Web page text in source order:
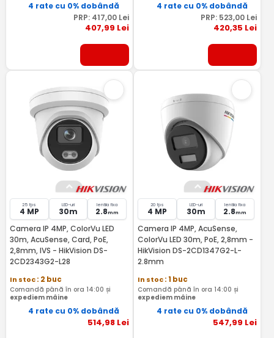
4 rate cu 0% dobândă
PRP: 417,00Lei
407,99 Lei
4 rate cu 0% dobândă
PRP: 523,00 Lei
420,35 Lei
25 fps
4 MP
LED-uri
30m
lentila fixa
2.8mm
Camera IP 4MP, ColorVu LED
30m, AcuSense, Card, PoE,
2,8mm, IVS - HikVision DS-
2CD2343G2-L28
In stoc: 2 buc
Comandă până în ora 14:00 și
expediem mâine
4 rate cu 0% dobândă
514,98Lei
20 fps
4 MP
LED-uri
30m
lentila fixa
2.8mm
Camera IP 4MP, AcuSense,
ColorVu LED 30m, PoE, 2,8mm -
HikVision DS-2CD1347G2-L-
2.8mm
In stoc: 1 buc
Comandă până în ora 14:00 și
expediem mâine
4 rate cu 0% dobândă
547,99 Lei